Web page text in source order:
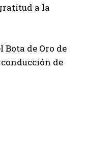
a la
de Oro de
de